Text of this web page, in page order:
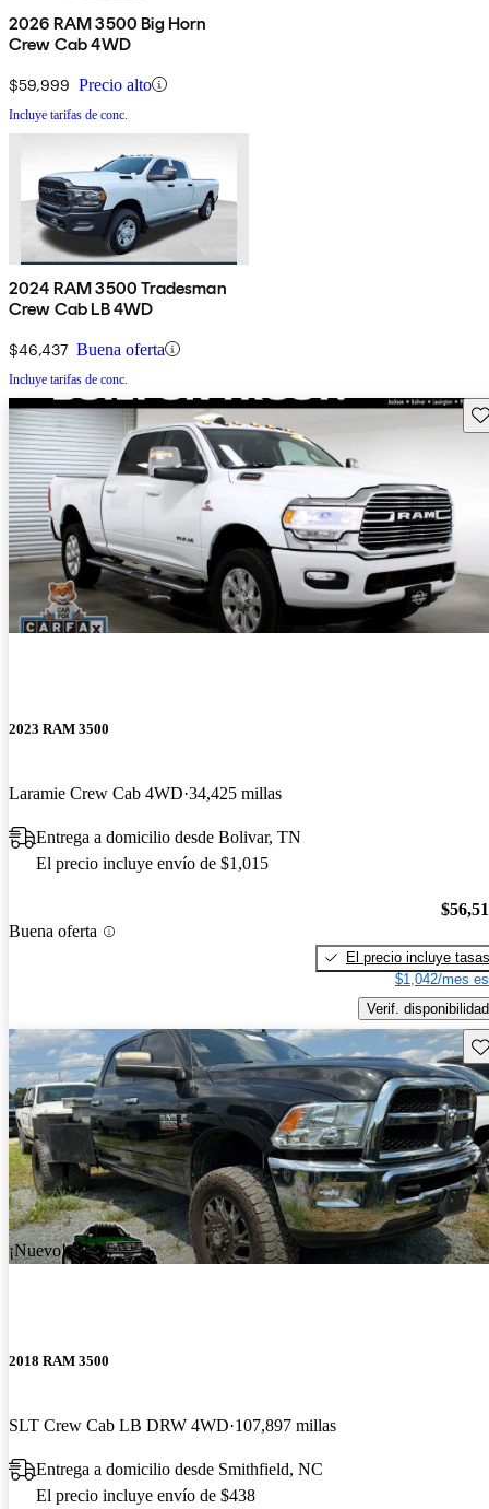
2026 RAM 3500 Big Horn
Crew Cab 4WD
$59,999 Precio alto
Incluye tarifas de conc.
2024 RAM 3500 Tradesman
Crew Cab LB 4WD
$46,437 Buena oferta
Incluye tarifas de conc.
2023 RAM 3500
Laramie Crew Cab 4WD 34,425 millas
Entrega a domicilio desde Bolivar, TN
El precio incluye envío de $1,015
Buena oferta
El precio incluye tasas
$1,042/mes
Verif. disponibilidad
¡Nuevo!
2018 RAM 3500
SLT Crew Cab LB DRW 4WD 107,897 millas
Entrega a domicilio desde Smithfield, NC
El precio incluye envío de $438